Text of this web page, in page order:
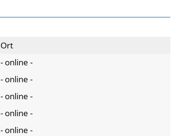
Ort
- online -
- online -
- online -
- online -
- online -